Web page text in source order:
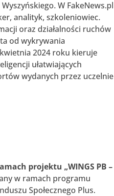
W FakeNews.pl
analityk, szkoleniowiec.
oraz działalności ruchów
od wykrywania
2024 roku kieruje
ułatwiających
wydanych przez uczelnie
projektu „WINGS PB –
w ramach programu
Społecznego Plus.